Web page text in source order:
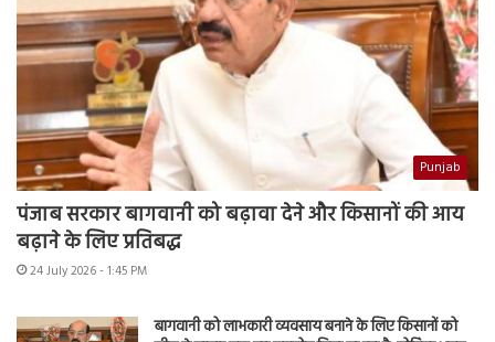
Punjab
पंजाब सरकार बागवानी को बढ़ावा देने और किसानों की आय
बढ़ाने के लिए प्रतिबद्ध
24 July 2026 - 1:45 PM
बागवानी को लाभकारी व्यवसाय बनाने के लिए किसानों को